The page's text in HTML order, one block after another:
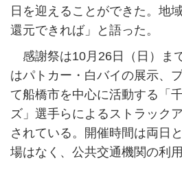
日を迎えることができた。地
還元できれば」と語った。
感謝祭は10月26日（日）ま
はパトカー・白バイの展示、
て船橋市を中心に活動する「
ズ」選手らによるストラック
されている。開催時間は両日
場はなく、公共交通機関の利